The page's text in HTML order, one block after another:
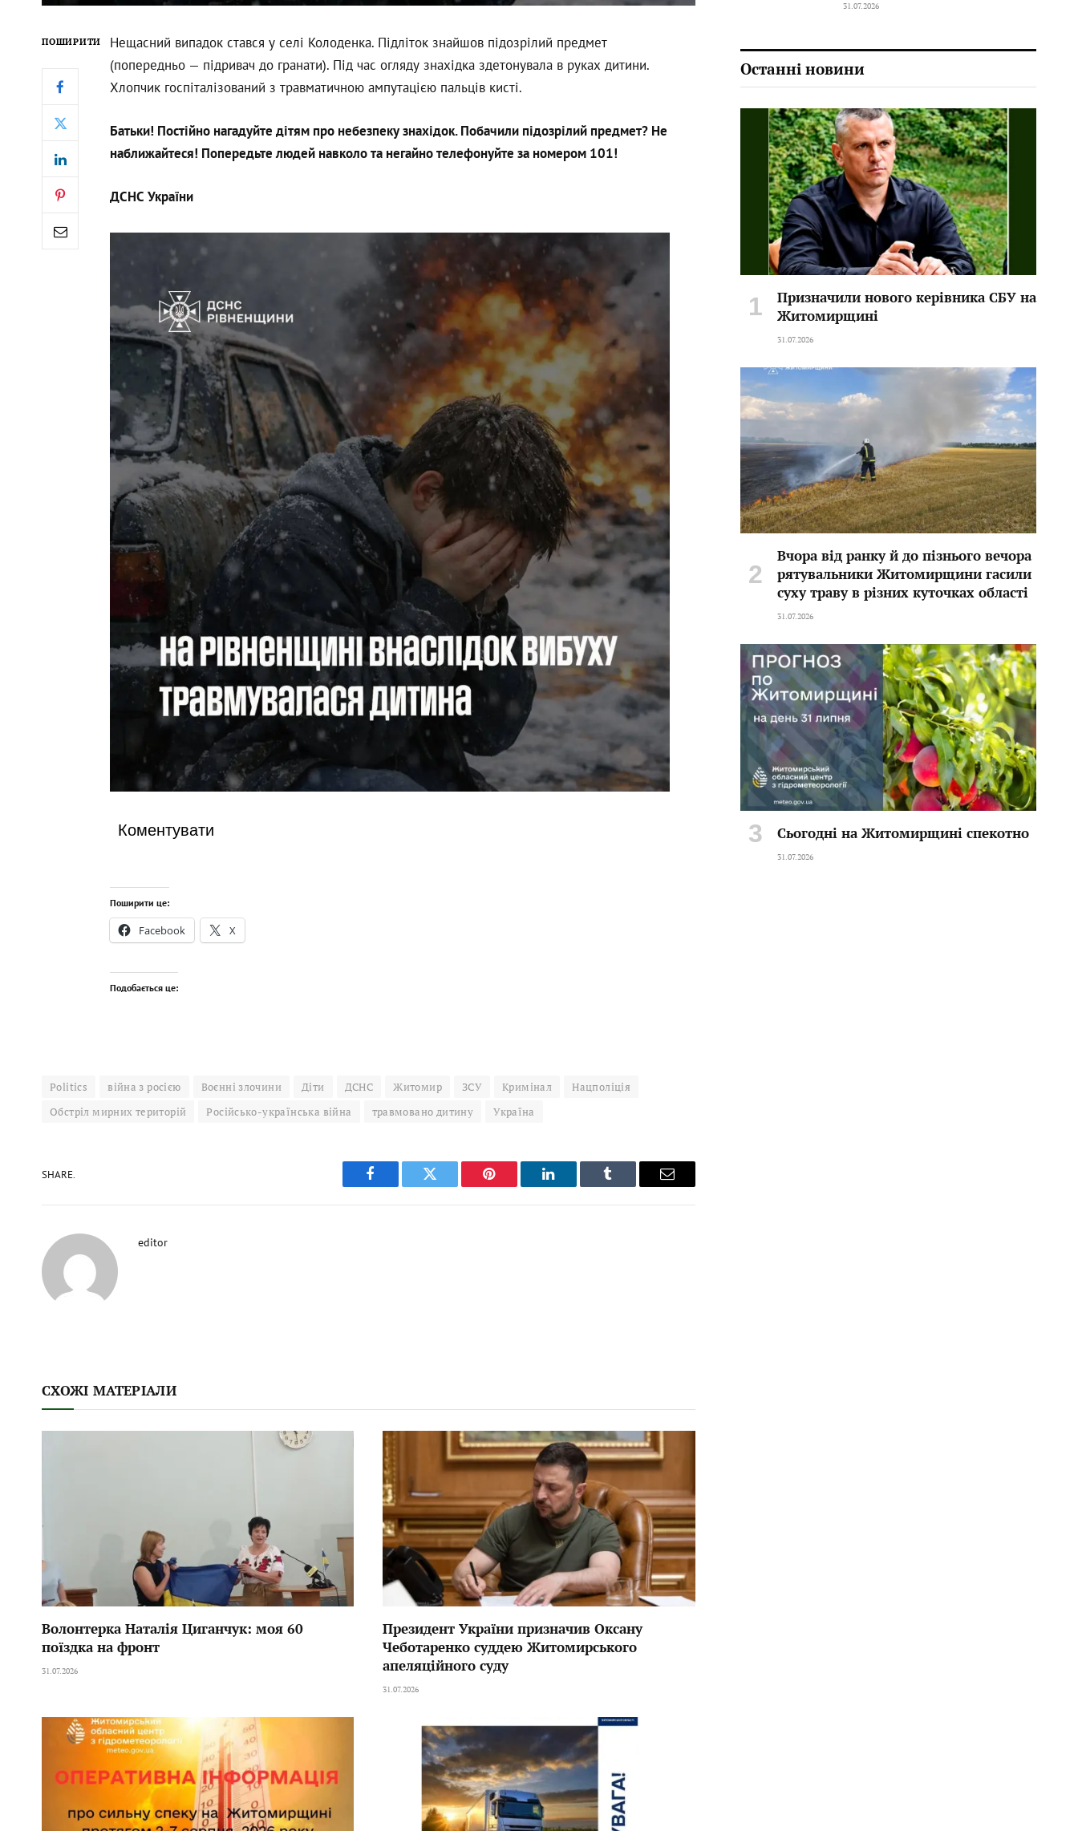
ПОШИРИТИ
Нещасний випадок стався у селі Колоденка. Підліток знайшов підозрілий предмет
(попередньо — підривач до гранати). Під час огляду знахідка здетонувала в руках дитини.
Хлопчик госпіталізований з травматичною ампутацією пальців кисті.
Батьки! Постійно нагадуйте дітям про небезпеку знахідок. Побачили підозрілий предмет? Не
наближайтеся! Попередьте людей навколо та негайно телефонуйте за номером 101!
ДСНС України
Коментувати
Поширити це:
Facebook X
Подобається це:
Politics війна з росією Воєнні злочини Діти ДСНС Житомир ЗСУ Кримінал
Нацполіція
Обстріл мирних територій
Російсько-українська війна травмовано дитину Україна
SHARE.
Facebook Twitter Pinterest LinkedIn Tumblr Email
editor
СХОЖІ МАТЕРІАЛИ
Волонтерка Наталія Циганчук: моя 60
поїздка на фронт
31.07.2026
Президент України призначив Оксану
Чеботаренко суддею Житомирського
апеляційного суду
31.07.2026
31.07.2026
Останні новини
Призначили нового керівника СБУ на
Житомирщині
31.07.2026
Вчора від ранку й до пізнього вечора
рятувальники Житомирщини гасили
суху траву в різних куточках області
31.07.2026
Сьогодні на Житомирщині спекотно
31.07.2026